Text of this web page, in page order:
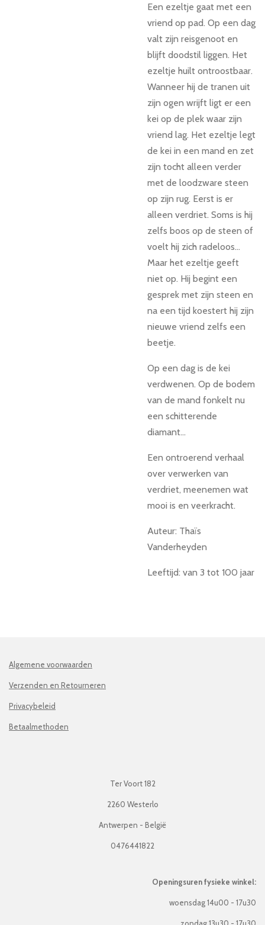
Een ezeltje gaat met een
vriend op pad. Op een dag
valt zijn reisgenoot en
blijft doodstil liggen. Het
ezeltje huilt ontroostbaar.
Wanneer hij de tranen uit
zijn ogen wrijft ligt er een
kei op de plek waar zijn
vriend lag. Het ezeltje legt
de kei in een mand en zet
zijn tocht alleen verder
met de loodzware steen
op zijn rug. Eerst is er
alleen verdriet. Soms is hij
zelfs boos op de steen of
voelt hij zich radeloos...
Maar het ezeltje geeft
niet op. Hij begint een
gesprek met zijn steen en
na een tijd koestert hij zijn
nieuwe vriend zelfs een
beetje.
Op een dag is de kei
verdwenen. Op de bodem
van de mand fonkelt nu
een schitterende
diamant...
Een ontroerend verhaal
over verwerken van
verdriet, meenemen wat
mooi is en veerkracht.
Auteur: Thaïs
Vanderheyden
Leeftijd: van 3 tot 100 jaar
Algemene voorwaarden
Verzenden en Retourneren
Privacybeleid
Betaalmethoden
Ter Voort 182
2260 Westerlo
Antwerpen - België
0476441822
Openingsuren fysieke winkel:
woensdag 14u00 - 17u30